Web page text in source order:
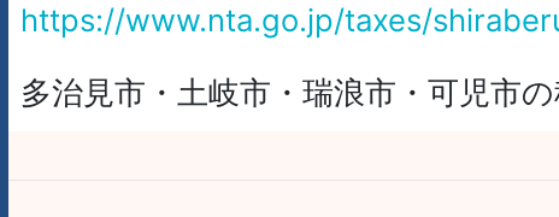
https://www.nta.go.jp/taxes/
多治見市・土岐市・瑞浪市・可児市